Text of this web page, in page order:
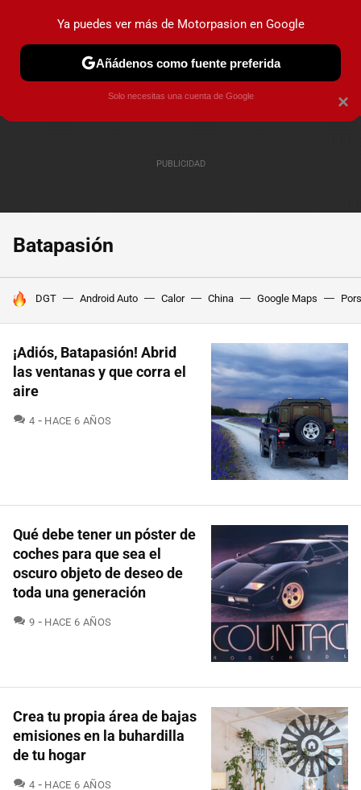
PRUEBAS COCHES ELÉCTRICOS OBSERVATORIO
Batapasión
HOY SE HABLA DE
DGT Android Auto Calor China Google Maps
¡Adiós, Batapasión! Abrid
las ventanas y que corra el
aire
4 COMENTARIOS
HACE 6 AÑOS
Qué debe tener un póster de
coches para que sea el
oscuro objeto de deseo de
toda una generación
9 COMENTARIOS
HACE 6 AÑOS
Crea tu propia área de bajas
emisiones en la buhardilla
de tu hogar
4 COMENTARIOS
HACE 6 AÑOS
×
Ya puedes ver más de Motorpasion en Google
Añádenos como fuente preferida
Solo necesitas una cuenta de Google